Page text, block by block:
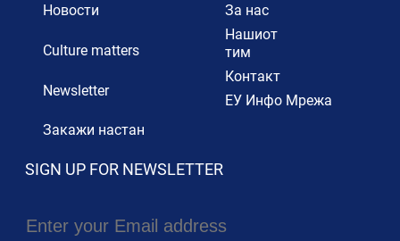
Новости
Culture matters
Newsletter
Закажи настан
За нас
Нашиот
тим
Контакт
ЕУ Инфо Мрежа
SIGN UP FOR NEWSLETTER